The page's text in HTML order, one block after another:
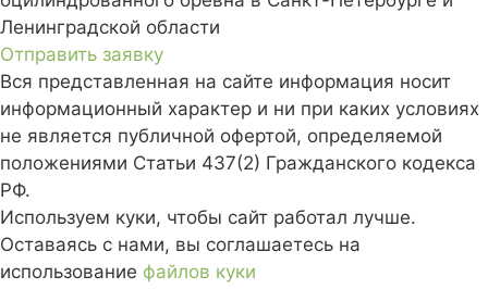
Ленинградской области
Отправить заявку
Вся представленная на сайте информация носит
информационный характер и ни при каких условиях
не является публичной офертой, определяемой
положениями Статьи 437(2) Гражданского кодекса
РФ.
Используем куки, чтобы сайт работал лучше.
Оставаясь с нами, вы соглашаетесь на
использование файлов куки